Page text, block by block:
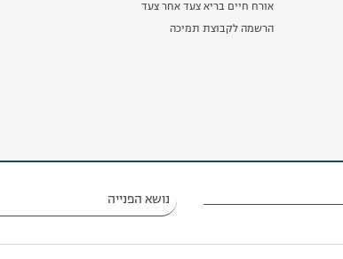
אורח חיים בריא צעד אחר צעד
הרשמה לקבוצת תמיכה